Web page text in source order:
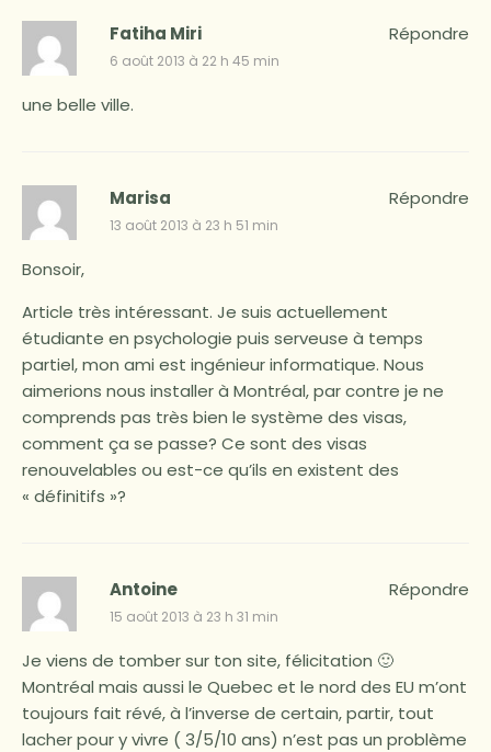
Fatiha Miri
6 août 2013 à 22 h 45 min
une belle ville.
Répondre
Marisa
13 août 2013 à 23 h 51 min
Bonsoir,
Article très intéressant. Je suis actuellement
étudiante en psychologie puis serveuse à temps
partiel, mon ami est ingénieur informatique. Nous
aimerions nous installer à Montréal, par contre je ne
comprends pas très bien le système des visas,
comment ça se passe? Ce sont des visas
renouvelables ou est-ce qu’ils en existent des
« définitifs »?
Répondre
Antoine
15 août 2013 à 23 h 31 min
Je viens de tomber sur ton site, félicitation 🙂
Montréal mais aussi le Quebec et le nord des EU m’ont
toujours fait révé, à l’inverse de certain, partir, tout
lacher pour y vivre ( 3/5/10 ans) n’est pas un problème
Répondre